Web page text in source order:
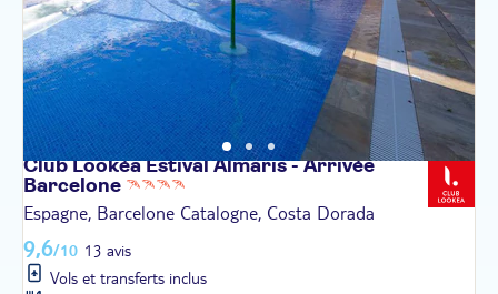
Club Lookéa Estival Almaris - Arrivée
Barcelone
Espagne, Barcelone Catalogne, Costa Dorada
9,6/10 13 avis
Vols et transferts inclus